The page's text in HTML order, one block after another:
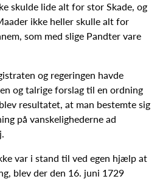
skulde lide alt for stor Skade, og
ikke heller skulle alt for
som med slige Pandter vare
og regeringen havde
og talrige forslag til en ordning
resultatet, at man bestemte sig
på vanskelighederne ad
var i stand til ved egen hjælp at
blev der den 16. juni 1729